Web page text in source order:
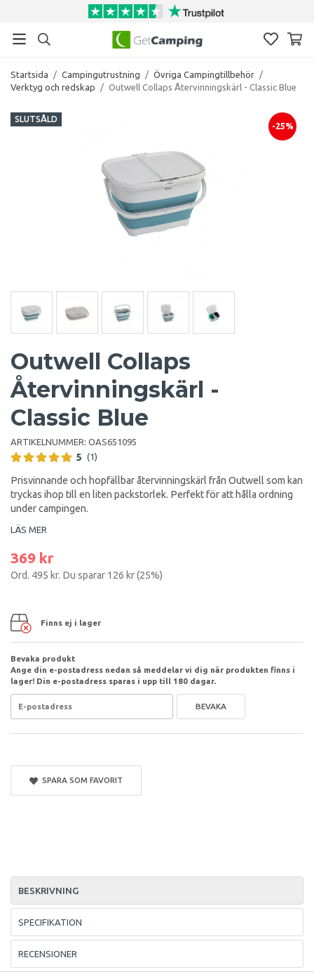
Startsida / Campingutrustning / Övriga Campingtillbehör /
Verktyg och redskap
/ Outwell Collaps Återvinningskärl - Classic Blue
SLUTSÅLD
-25%
Outwell Collaps
Återvinningskärl -
Classic Blue
ARTIKELNUMMER: OAS651095
5 (1)
Prisvinnande och hopfällbar återvinningskärl från Outwell som kan
tryckas ihop till en liten packstorlek. Perfekt för att hålla ordning
under campingen.
LÄS MER
369 kr
Ord. 495 kr. Du sparar 126 kr(25%)
Finns ej i lager
Bevaka produkt
Ange din e-postadress nedan så meddelar vi dig när produkten finns i
lager! Din e-postadress sparas i upp till 180 dagar.
BEVAKA
SPARA SOM FAVORIT
BESKRIVNING
SPECIFIKATION
RECENSIONER